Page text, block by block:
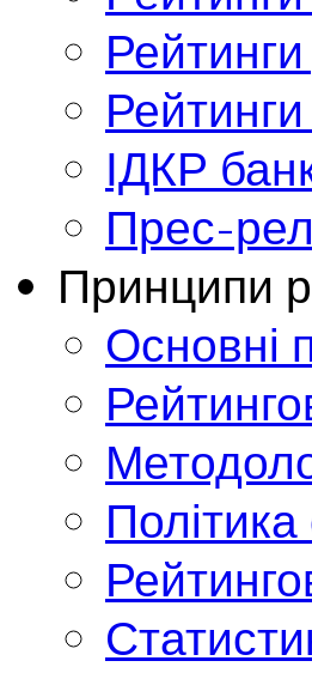
ІДКР
Прес-
Принципи
Основні
Політика